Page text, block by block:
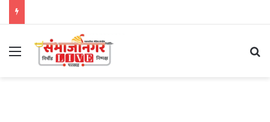
Menu